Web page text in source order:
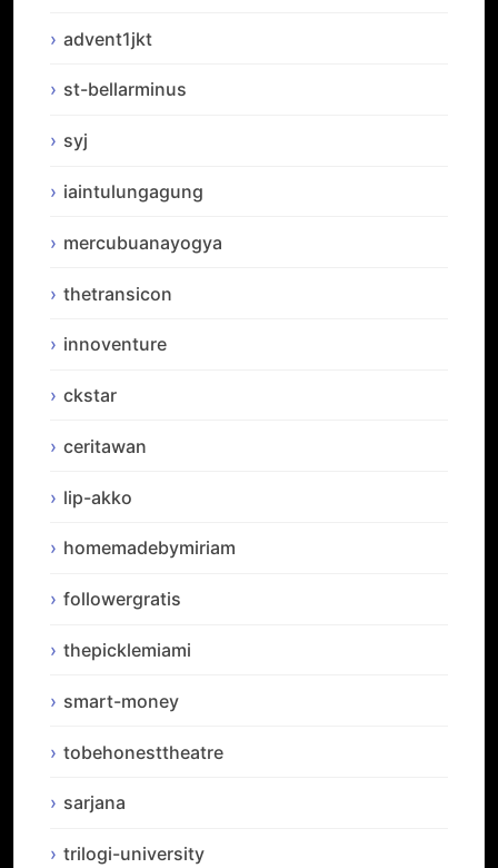
advent1jkt
st-bellarminus
syj
iaintulungagung
mercubuanayogya
thetransicon
innoventure
ckstar
ceritawan
lip-akko
homemadebymiriam
followergratis
thepicklemiami
smart-money
tobehonesttheatre
sarjana
trilogi-university